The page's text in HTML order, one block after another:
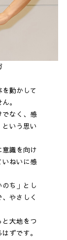
動かして
。
でなく、感
いう思い
意識を向け
いねいに感
ち」とし
やさしく
大地をつ
ずです。